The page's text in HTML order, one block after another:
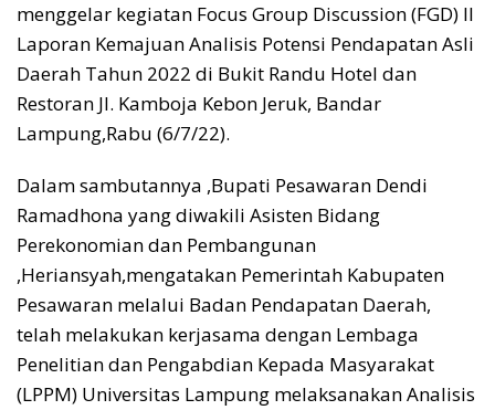
menggelar kegiatan Focus Group Discussion (FGD) II
Laporan Kemajuan Analisis Potensi Pendapatan Asli
Daerah Tahun 2022 di Bukit Randu Hotel dan
Restoran Jl. Kamboja Kebon Jeruk, Bandar
Lampung,Rabu (6/7/22).
Dalam sambutannya ,Bupati Pesawaran Dendi
Ramadhona yang diwakili Asisten Bidang
Perekonomian dan Pembangunan
,Heriansyah,mengatakan Pemerintah Kabupaten
Pesawaran melalui Badan Pendapatan Daerah,
telah melakukan kerjasama dengan Lembaga
Penelitian dan Pengabdian Kepada Masyarakat
(LPPM) Universitas Lampung melaksanakan Analisis